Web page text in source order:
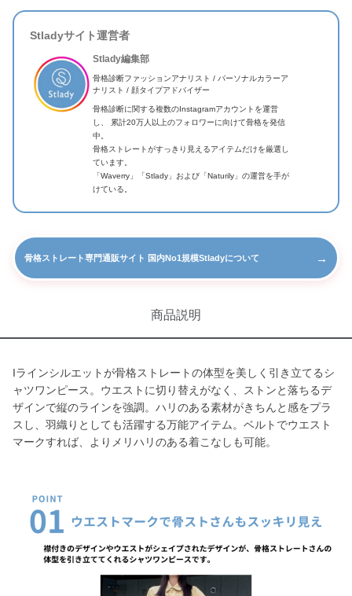
Stladyサイト運営者
Stlady編集部
骨格診断ファッションアナリスト / パーソナルカラーア
ナリスト / 顔タイプアドバイザー
骨格診断に関する複数のInstagramアカウントを運営
し、 累計20万人以上のフォロワーに向けて骨格を発信
中。
骨格ストレートがすっきり見えるアイテムだけを厳選し
ています。
「Waverry」「Stlady」および「Naturily」の運営を手が
けている。
骨格ストレート専門通販サイト 国内No1規模Stladyについて →
商品説明
Iラインシルエットが骨格ストレートの体型を美しく引き立てるシ
ャツワンピース。ウエストに切り替えがなく、ストンと落ちるデ
ザインで縦のラインを強調。ハリのある素材がきちんと感をプラ
スし、羽織りとしても活躍する万能アイテム。ベルトでウエスト
マークすれば、よりメリハリのある着こなしも可能。